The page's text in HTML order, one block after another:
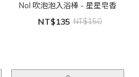
Nol 吹泡泡入浴棒 - 星星皂香
NT$135 NT$150